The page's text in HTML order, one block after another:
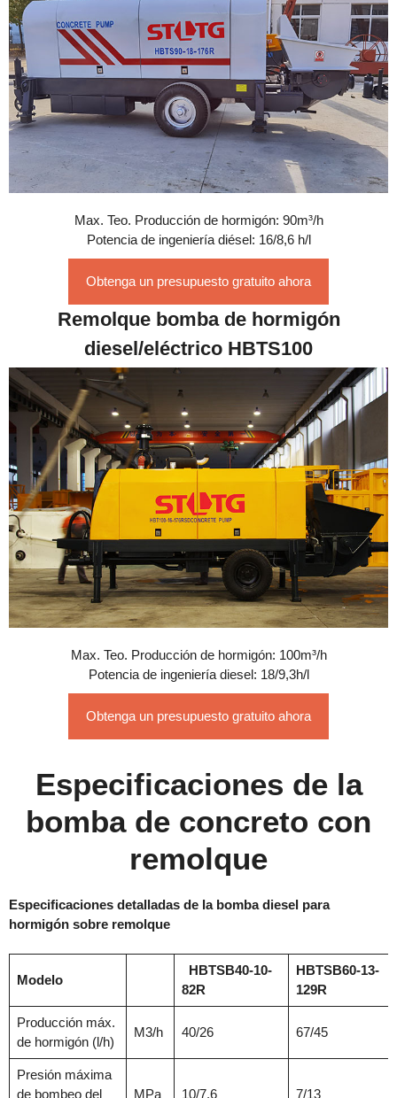
Max. Teo. Producción de hormigón: 90m³/h
Potencia de ingeniería diésel: 16/8,6 h/l
Obtenga un presupuesto gratuito ahora
Remolque bomba de hormigón
diesel/eléctrico HBTS100
Max. Teo. Producción de hormigón: 100m³/h
Potencia de ingeniería diesel: 18/9,3h/l
Obtenga un presupuesto gratuito ahora
Especificaciones de la
bomba de concreto con
remolque
Especificaciones detalladas de la bomba diesel para
hormigón sobre remolque
Modelo
HBTSB40-10-
82R
HBTSB60-13-
129R
Producción máx.
de hormigón (l/h)
M3/h 40/26 67/45
Presión máxima
de bombeo del
MPa 10/7.6 7/13